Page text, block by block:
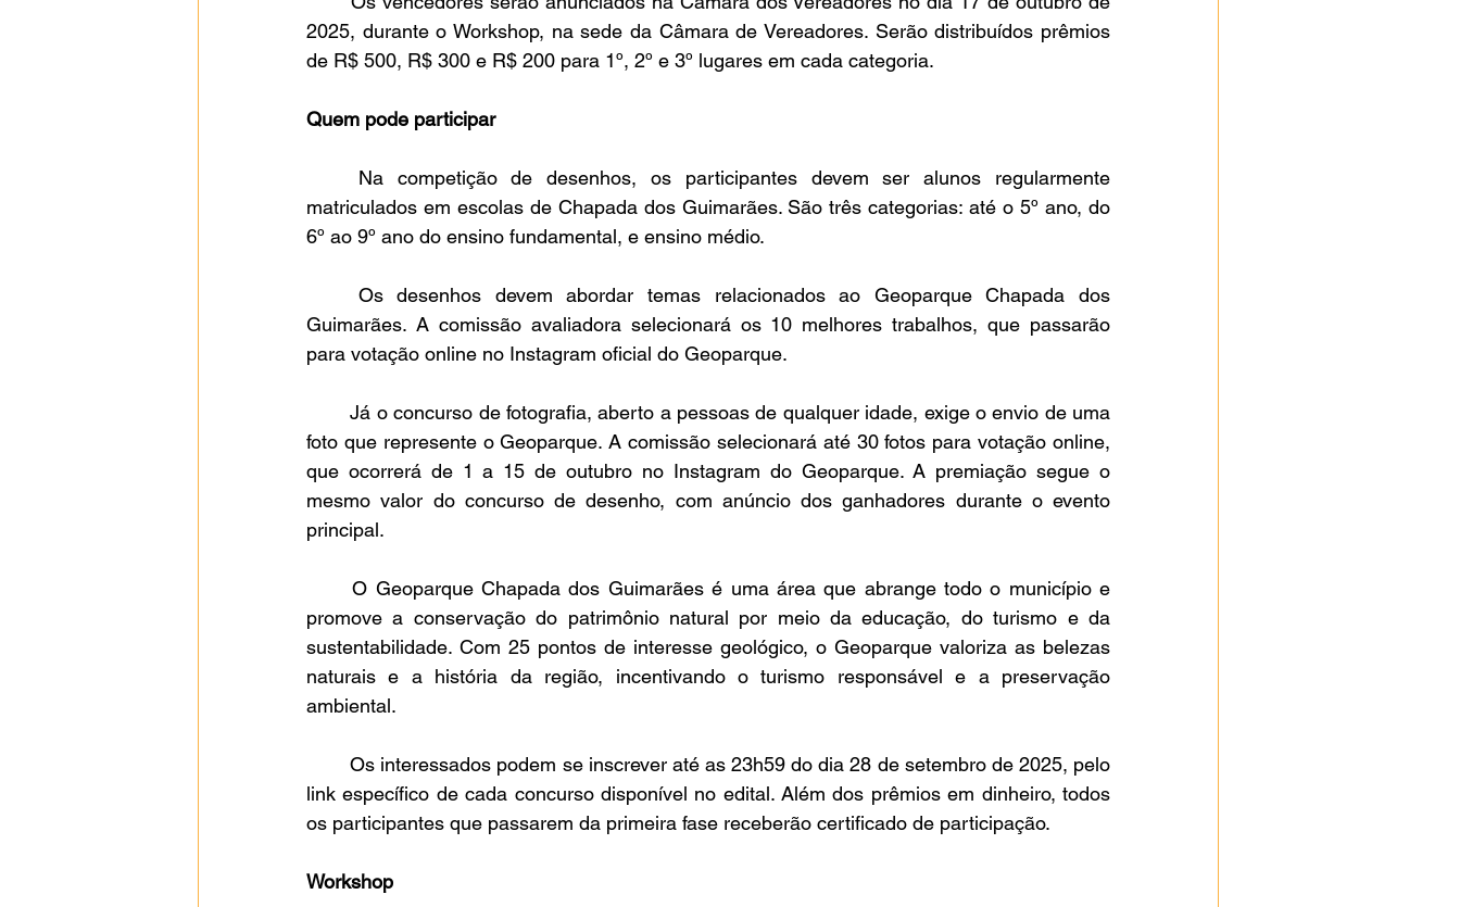
2025, durante o Workshop, na sede da Câmara de Vereadores. Serão distribuídos prêmios
de R$ 500, R$ 300 e R$ 200 para 1º, 2º e 3º lugares em cada categoria.
Quem pode participar
matriculados em escolas de Chapada dos Guimarães. São três categorias: até o 5º ano, do
6º ao 9º ano do ensino fundamental, e ensino médio.
Guimarães. A comissão avaliadora selecionará os 10 melhores trabalhos, que passarão
para votação online no Instagram oficial do Geoparque.
	Já o concurso de fotografia, aberto a pessoas de qualquer idade, exige o envio de uma
foto que represente o Geoparque. A comissão selecionará até 30 fotos para votação online,
que ocorrerá de 1 a 15 de outubro no Instagram do Geoparque. A premiação segue o
mesmo valor do concurso de desenho, com anúncio dos ganhadores durante o evento
principal.
	O Geoparque Chapada dos Guimarães é uma área que abrange todo o município e
promove a conservação do patrimônio natural por meio da educação, do turismo e da
sustentabilidade. Com 25 pontos de interesse geológico, o Geoparque valoriza as belezas
naturais e a história da região, incentivando o turismo responsável e a preservação
ambiental.
	Os interessados podem se inscrever até as 23h59 do dia 28 de setembro de 2025, pelo
link específico de cada concurso disponível no edital. Além dos prêmios em dinheiro, todos
os participantes que passarem da primeira fase receberão certificado de participação.
Workshop